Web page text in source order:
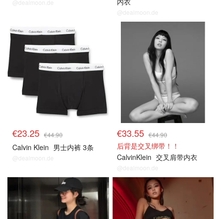
@dealmoon.de
@dealmoon.de
€23.25 €44.90
Calvin Klein 男士内裤 3条
@dealmoon.de
€33.55 €44.90
后背是交叉绑带！！
CalvinKlein 交叉肩带内衣
@dealmoon.de